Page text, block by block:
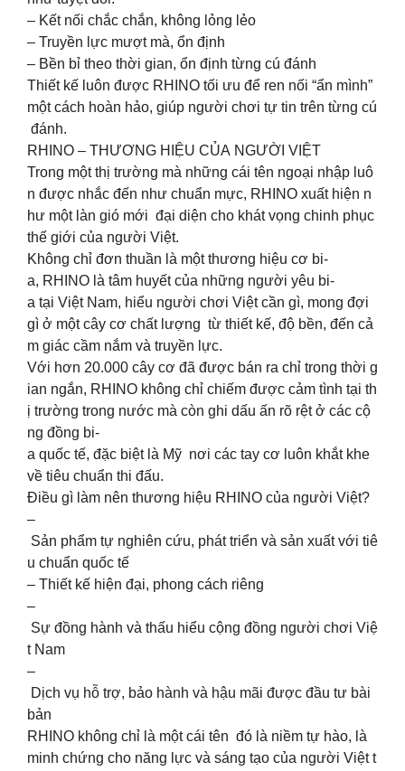
– Kết nối chắc chắn, không lỏng lẻo
– Truyền lực mượt mà, ổn định
– Bền bỉ theo thời gian, ổn định từng cú đánh
Thiết kế luôn được RHINO tối ưu để ren nối “ẩn mình”
một cách hoàn hảo, giúp người chơi tự tin trên từng cú
đánh.
RHINO – THƯƠNG HIỆU CỦA NGƯỜI VIỆT
Trong một thị trường mà những cái tên ngoại nhập luô
n được nhắc đến như chuẩn mực, RHINO xuất hiện n
hư một làn gió mới đại diện cho khát vọng chinh phục
thế giới của người Việt.
Không chỉ đơn thuần là một thương hiệu cơ bi-
a, RHINO là tâm huyết của những người yêu bi-
a tại Việt Nam, hiểu người chơi Việt cần gì, mong đợi
gì ở một cây cơ chất lượng từ thiết kế, độ bền, đến cả
m giác cầm nắm và truyền lực.
Với hơn 20.000 cây cơ đã được bán ra chỉ trong thời g
ian ngắn, RHINO không chỉ chiếm được cảm tình tại th
ị trường trong nước mà còn ghi dấu ấn rõ rệt ở các cộ
ng đồng bi-
a quốc tế, đặc biệt là Mỹ nơi các tay cơ luôn khắt khe
về tiêu chuẩn thi đấu.
Điều gì làm nên thương hiệu RHINO của người Việt?
–
Sản phẩm tự nghiên cứu, phát triển và sản xuất với tiê
u chuẩn quốc tế
– Thiết kế hiện đại, phong cách riêng
–
Sự đồng hành và thấu hiểu cộng đồng người chơi Việ
t Nam
–
Dịch vụ hỗ trợ, bảo hành và hậu mãi được đầu tư bài
bản
RHINO không chỉ là một cái tên đó là niềm tự hào, là
minh chứng cho năng lực và sáng tạo của người Việt t